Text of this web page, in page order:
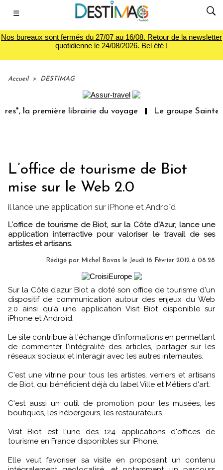
☰
Nos bureaux sont fermés du 27/07 au 16/08. Retour de la newsletter
quotidienne le 24/08/2026. Bel été !
Accueil > DESTIMAG
la première librairie du voyage Le groupe Sainte-
L’office de tourisme de Biot
mise sur le Web 2.0
il lance une application sur iPhone et Androïd
L'office de tourisme de Biot, sur la Côte d'Azur, lance une
application interractive pour valoriser le travail de ses
artistes et artisans.
Rédigé par Michel Bovas le Jeudi 16 Février 2012 à 08:28
Sur la Côte d’azur Biot a doté son office de tourisme d'un
dispositif de communication autour des enjeux du Web
2.0 ainsi qu'à une application Visit Biot disponible sur
iPhone et Androïd.
Le site contribue à l'échange d'informations en permettant
de commenter l'intégralité des articles, partager sur les
réseaux sociaux et interagir avec les autres internautes.
C'est une vitrine pour tous les artistes, verriers et artisans
de Biot, qui bénéficient déjà du label Ville et Métiers d'art.
C'est aussi un outil de promotion pour les musées, les
boutiques, les hébergeurs, les restaurateurs.
Visit Biot est l'une des 124 applications d'offices de
tourisme en France disponibles sur iPhone.
Elle veut favoriser sa visite en proposant un contenu